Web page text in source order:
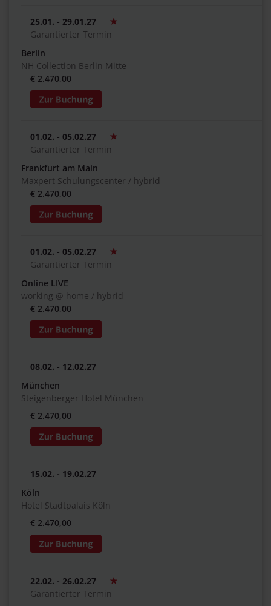
25.01. - 29.01.27
Garantierter Termin
Berlin
NH Collection Berlin Mitte
€ 2.470,00
01.02. - 05.02.27
Garantierter Termin
Frankfurt am Main
Maxpert Schulungscenter / hybrid
€ 2.470,00
01.02. - 05.02.27
Garantierter Termin
Online LIVE
working @ home / hybrid
€ 2.470,00
08.02. - 12.02.27
München
Steigenberger Hotel München
€ 2.470,00
15.02. - 19.02.27
Köln
Hotel Stadtpalais Köln
€ 2.470,00
22.02. - 26.02.27
Garantierter Termin